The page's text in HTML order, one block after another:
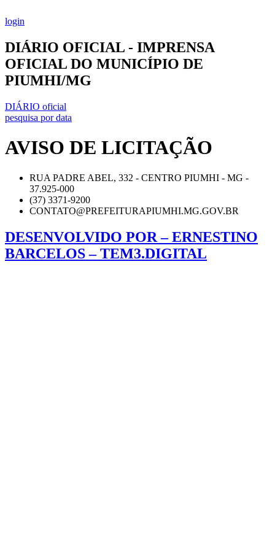
para
conteúdo
login
DIÁRIO OFICIAL - IMPRENSA
OFICIAL DO MUNICÍPIO DE
PIUMHI/MG
DIÁRIO oficial
pesquisa por data
AVISO DE LICITAÇÃO
RUA PADRE ABEL, 332 - CENTRO PIUMHI - MG -
37.925-000
(37) 3371-9200
CONTATO@PREFEITURAPIUMHI.MG.GOV.BR
DESENVOLVIDO POR – ERNESTINO
BARCELOS – TEM3.DIGITAL